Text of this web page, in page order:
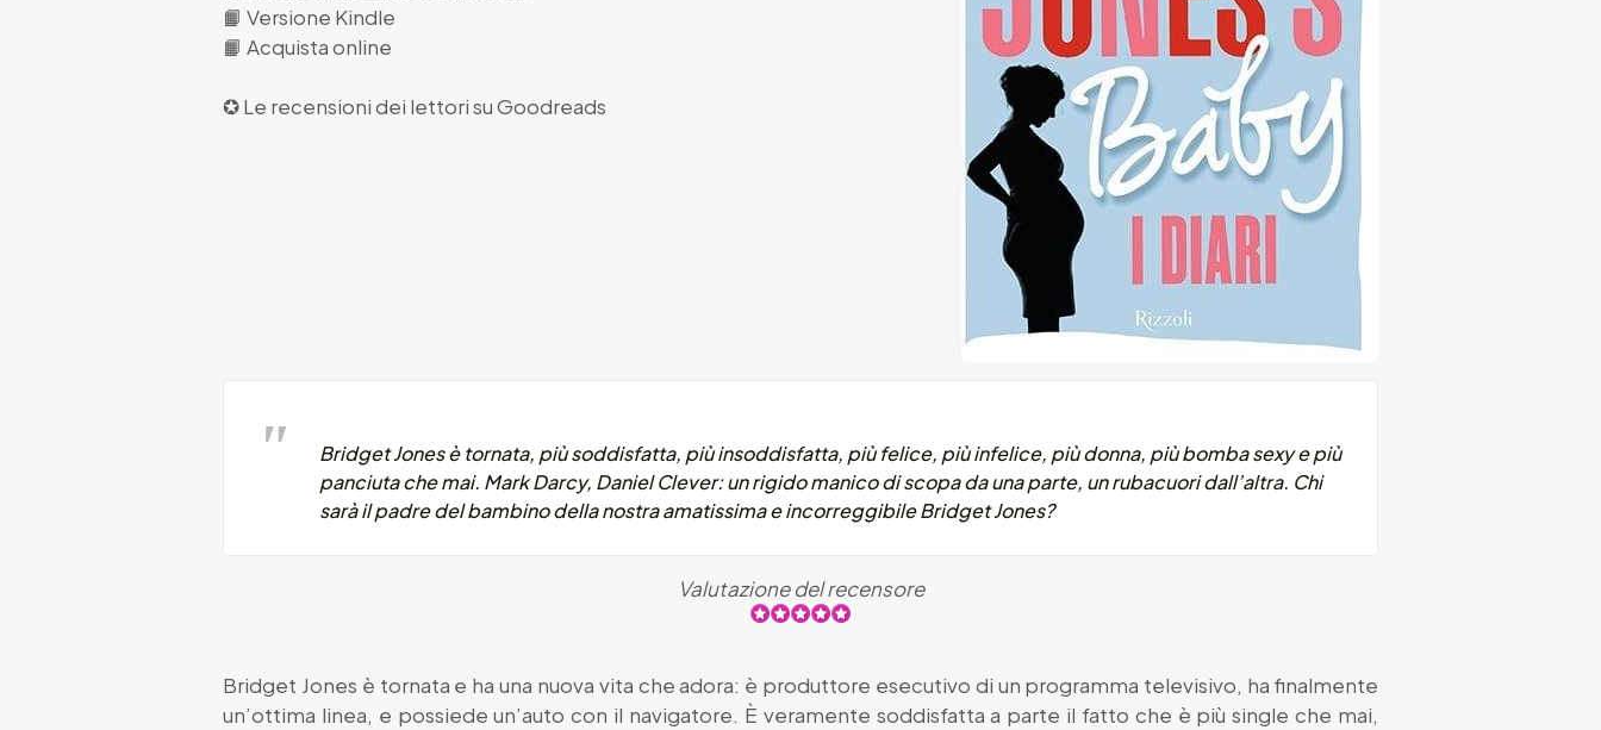
📙 Versione Kindle
📙 Acquista online
✪ Le recensioni dei lettori suGoodreads
Bridget Jones è tornata, più soddisfatta, più insoddisfatta, più felice, più infelice, più donna, più bomba sexy e più
panciuta che mai. Mark Darcy, Daniel Clever: un rigido manico di scopa da una parte, un rubacuori dall’altra. Chi
sarà il padre del bambino della nostra amatissima e incorreggibile Bridget Jones?
Valutazione del recensore
Bridget Jones è tornata e ha una nuova vita che adora: è produttore esecutivo di un programma televisivo, ha finalmente
un’ottima linea, e possiede un’auto con il navigatore. È veramente soddisfatta a parte il fatto che è più single che mai,